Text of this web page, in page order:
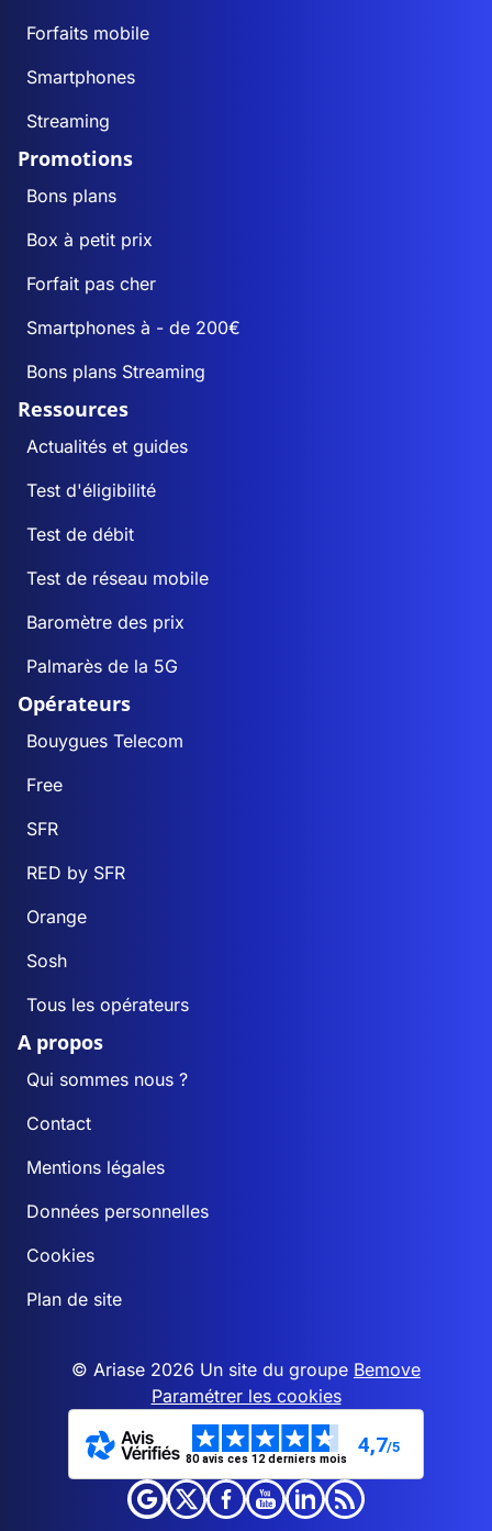
Forfaits mobile
Smartphones
Streaming
Promotions
Bons plans
Box à petit prix
Forfait pas cher
Smartphones à - de 200€
Bons plans Streaming
Ressources
Actualités et guides
Test d'éligibilité
Test de débit
Test de réseau mobile
Baromètre des prix
Palmarès de la 5G
Opérateurs
Bouygues Telecom
Free
SFR
RED by SFR
Orange
Sosh
Tous les opérateurs
A propos
Qui sommes nous ?
Contact
Mentions légales
Données personnelles
Cookies
Plan de site
© Ariase 2026 Un site du groupe Bemove
Paramétrer les cookies
80 avis ces 12 derniers mois
4,7/5